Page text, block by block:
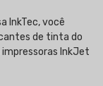
InkTec, você
de tinta do
InkJet